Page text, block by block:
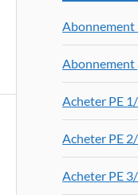
Acheter PE
Acheter PE
Acheter PE